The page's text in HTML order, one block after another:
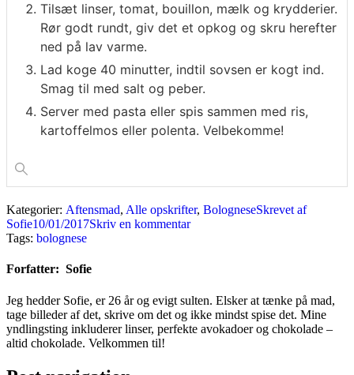
Tilsæt linser, tomat, bouillon, mælk og krydderier.
Rør godt rundt, giv det et opkog og skru herefter
ned på lav varme.
Lad koge 40 minutter, indtil sovsen er kogt ind.
Smag til med salt og peber.
Server med pasta eller spis sammen med ris,
kartoffelmos eller polenta. Velbekomme!
Kategorier: Aftensmad, Alle opskrifter, BologneseSkrevet af
Sofie10/01/2017Skriv en kommentar
Tags: bolognese
Forfatter: Sofie
Jeg hedder Sofie, er 26 år og evigt sulten. Elsker at tænke på mad,
tage billeder af det, skrive om det og ikke mindst spise det. Mine
yndlingsting inkluderer linser, perfekte avokadoer og chokolade –
altid chokolade. Velkommen til!